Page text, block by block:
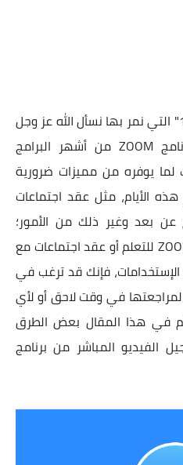
بسبب جائحة كورونا "كوفيد 19" التي نمر بها نسأل الله عز وجل
أن يزيل عنا البلاء، أصبح برنامج ZOOM من أشهر البرامج
لما يوفره من مميزات ضرورية
الأيام، مثل عقد اجتماعات
عن بعد وغير ذلك من الأمور؛
وسواءً كنت تستخدم برنامج ZOOM للتعلم أو عقد اجتماعات مع
فإنك قد ترغب في
في وقت لاحق أو لأي
في هذا المقال بعض الطرق
الفيديو المباشر من برنامج